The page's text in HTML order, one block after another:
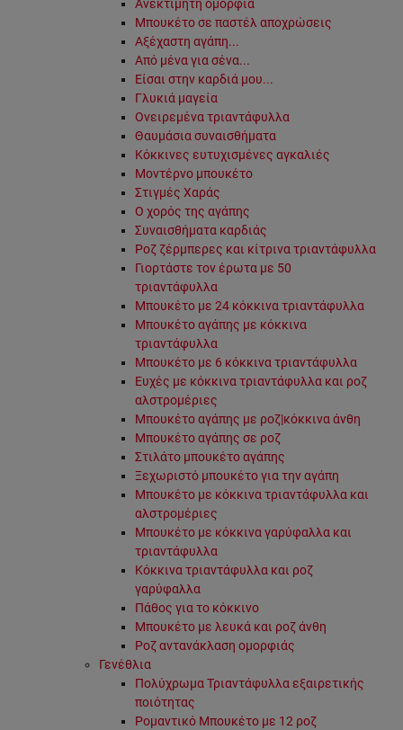
Ανεκτίμητη ομορφιά
Μπουκέτο σε παστέλ αποχρώσεις
Αξέχαστη αγάπη...
Από μένα για σένα...
Είσαι στην καρδιά μου...
Γλυκιά μαγεία
Ονειρεμένα τριαντάφυλλα
Θαυμάσια συναισθήματα
Κόκκινες ευτυχισμένες αγκαλιές
Μοντέρνο μπουκέτο
Στιγμές Χαράς
Ο χορός της αγάπης
Συναισθήματα καρδιάς
Ροζ ζέρμπερες και κίτρινα τριαντάφυλλα
Γιορτάστε τον έρωτα με 50
τριαντάφυλλα
Μπουκέτο με 24 κόκκινα τριαντάφυλλα
Μπουκέτο αγάπης με κόκκινα
τριαντάφυλλα
Μπουκέτο με 6 κόκκινα τριαντάφυλλα
Ευχές με κόκκινα τριαντάφυλλα και ροζ
αλστρομέριες
Μπουκέτο αγάπης με ροζ|κόκκινα άνθη
Μπουκέτο αγάπης σε ροζ
Στιλάτο μπουκέτο αγάπης
Ξεχωριστό μπουκέτο για την αγάπη
Μπουκέτο με κόκκινα τριαντάφυλλα και
αλστρομέριες
Μπουκέτο με κόκκινα γαρύφαλλα και
τριαντάφυλλα
Κόκκινα τριαντάφυλλα και ροζ
γαρύφαλλα
Πάθος για το κόκκινο
Μπουκέτο με λευκά και ροζ άνθη
Ροζ αντανάκλαση ομορφιάς
Γενέθλια
Πολύχρωμα Τριαντάφυλλα εξαιρετικής
ποιότητας
Ρομαντικό Μπουκέτο με 12 ροζ